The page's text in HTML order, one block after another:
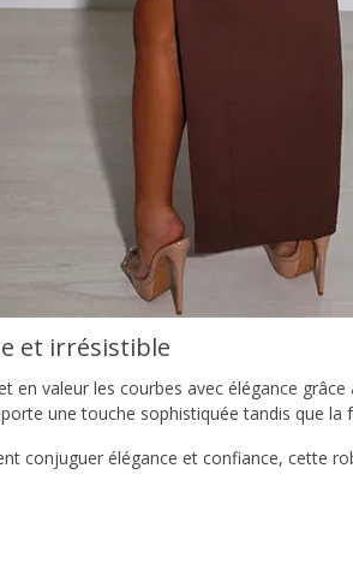
et irrésistible
en valeur les courbes avec élégance
une touche sophistiquée tandis que
conjuguer élégance et confiance, cette